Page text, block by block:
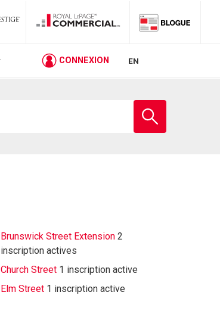
CONNEXION EN
Brunswick Street Extension 2
inscription actives
Church Street 1 inscription active
Elm Street 1 inscription active